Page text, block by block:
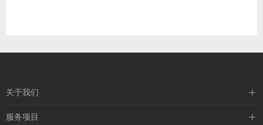
关于我们
企业介绍
服务项目